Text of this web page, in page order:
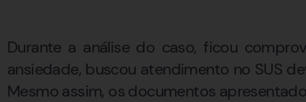
Durante a análise do caso, ficou
ansiedade, buscou atendimento no SUS
Mesmo assim, os documentos